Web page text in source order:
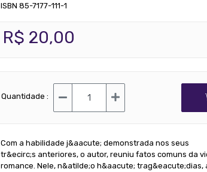
ISBN 85-7177-111-1
R$ 20,00
Quantidade :
Com a habilidade j&aacute; demonstrada nos seus
tr&ecirc;s anteriores, o autor, reuniu fatos comuns da
romance. Nele, n&atilde;o h&aacute;